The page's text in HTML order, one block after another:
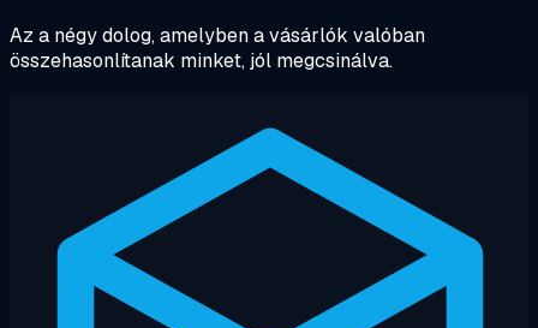
Az a négy dolog, amelyben a vásárlók valóban
összehasonlítanak minket, jól megcsinálva.